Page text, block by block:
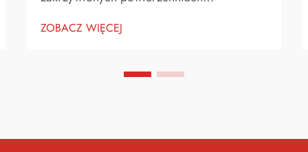
arkuszowymi odblaskowymi na
jednym z najważniejszych wyzwań –
ZOBACZ WIĘCEJ